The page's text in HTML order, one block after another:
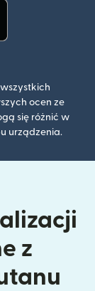
ocen ze
się różnić w
urządzenia.
z